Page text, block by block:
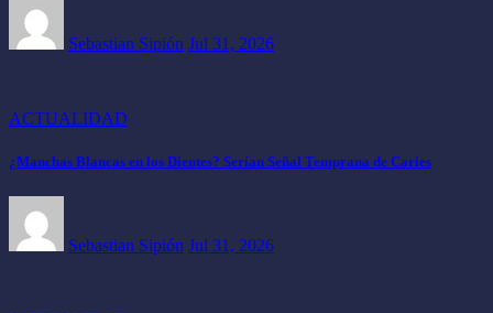
Sebastian Sipión Jul 31, 2026
ACTUALIDAD
¿Manchas Blancas en los Dientes? Serían Señal Temprana de Caries
Sebastian Sipión Jul 31, 2026